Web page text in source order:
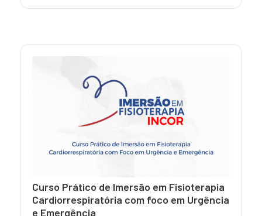
Curso Prático de Imersão em Fisioterapia
Cardiorrespiratória com foco em Urgência
e Emergência